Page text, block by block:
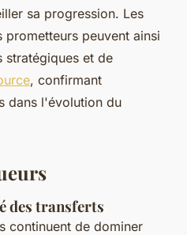
sa progression. Les
prometteurs peuvent ainsi
stratégiques et de
, confirmant
dans l'évolution du
des transferts
continuent de dominer